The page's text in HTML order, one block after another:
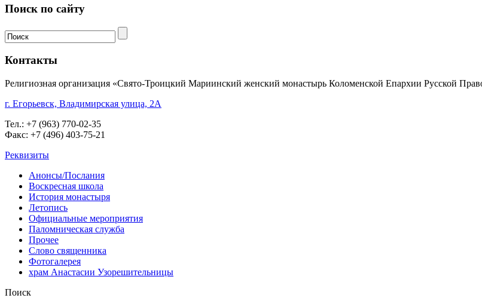
Поиск по сайту
Контакты
Религиозная организация «Свято-Троицкий Мариинский женский монастырь Коломенской Епархии Русской
г. Егорьевск, Владимирская улица, 2А
Тел.: +7 (963) 770-02-35
Факс: +7 (496) 403-75-21
Реквизиты
Анонсы/Послания
Воскресная школа
История монастыря
Летопись
Официальные мероприятия
Паломническая служба
Прочее
Слово священника
Фотогалерея
храм Анастасии Узорешительницы
Поиск